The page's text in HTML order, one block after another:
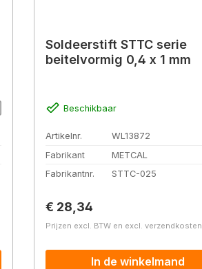
Soldeerstift STTC serie
beitelvormig 0,4 x 1 mm
Beschikbaar
Artikelnr.
WL13872
Fabrikant
METCAL
Fabrikantnr.
STTC-025
Normale prijs:
€ 28,34
Prijzen excl. BTW en excl. verzendkosten
In de winkelmand